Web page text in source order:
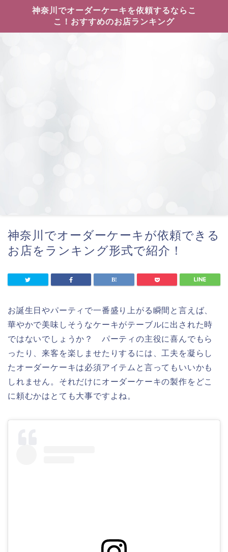
神奈川でオーダーケーキを依頼するならこ
こ！おすすめのお店ランキング
神奈川でオーダーケーキが依頼できる
お店をランキング形式で紹介！
お誕生日やパーティで一番盛り上がる瞬間と言えば、
華やかで美味しそうなケーキがテーブルに出された時
ではないでしょうか？ パーティの主役に喜んでもら
ったり、来客を楽しませたりするには、工夫を凝らし
たオーダーケーキは必須アイテムと言ってもいいかも
しれません。それだけにオーダーケーキの製作をどこ
に頼むかはとても大事ですよね。